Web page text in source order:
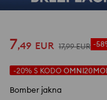
7,49 EUR 17,99 EUR -
-20% S KODO
Bomber jakna